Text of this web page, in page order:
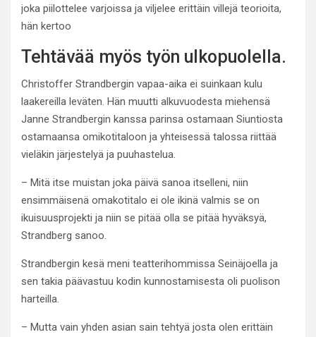
joka piilottelee varjoissa ja viljelee erittäin villejä teorioita,
hän kertoo
Tehtävää myös työn ulkopuolella.
Christoffer Strandbergin vapaa-aika ei suinkaan kulu
laakereilla leväten. Hän muutti alkuvuodesta miehensä
Janne Strandbergin kanssa parinsa ostamaan Siuntiosta
ostamaansa omikotitaloon ja yhteisessä talossa riittää
vieläkin järjestelyä ja puuhastelua.
– Mitä itse muistan joka päivä sanoa itselleni, niin
ensimmäisenä omakotitalo ei ole ikinä valmis se on
ikuisuusprojekti ja niin se pitää olla se pitää hyväksyä,
Strandberg sanoo.
Strandbergin kesä meni teatterihommissa Seinäjoella ja
sen takia päävastuu kodin kunnostamisesta oli puolison
harteilla.
– Mutta vain yhden asian sain tehtyä josta olen erittäin